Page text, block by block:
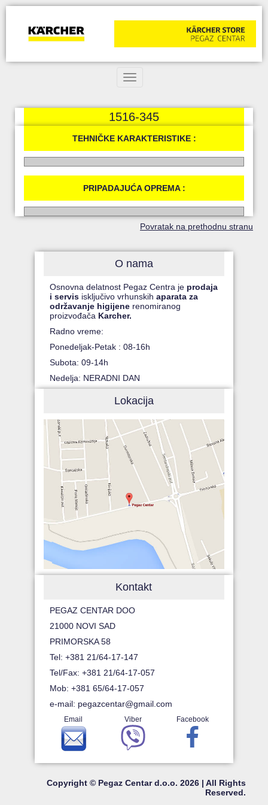
Toggle navigation
1516-345
TEHNIČKE KARAKTERISTIKE :
PRIPADAJUĆA OPREMA :
Povratak na prethodnu stranu
O nama
Osnovna delatnost Pegaz Centra je prodaja
i servis isključivo vrhunskihaparata za
održavanje higijene renomiranog
proizvođača Karcher.
Radno vreme:
Ponedeljak-Petak : 08-16h
Subota: 09-14h
Nedelja: NERADNI DAN
Lokacija
Kontakt
PEGAZ CENTAR DOO
21000 NOVI SAD
PRIMORSKA 58
Tel: +381 21/64-17-147
Tel/Fax: +381 21/64-17-057
Mob: +381 65/64-17-057
e-mail: pegazcentar@gmail.com
Email Viber Facebook
Copyright © Pegaz Centar d.o.o. 2026 | All Rights
Reserved.